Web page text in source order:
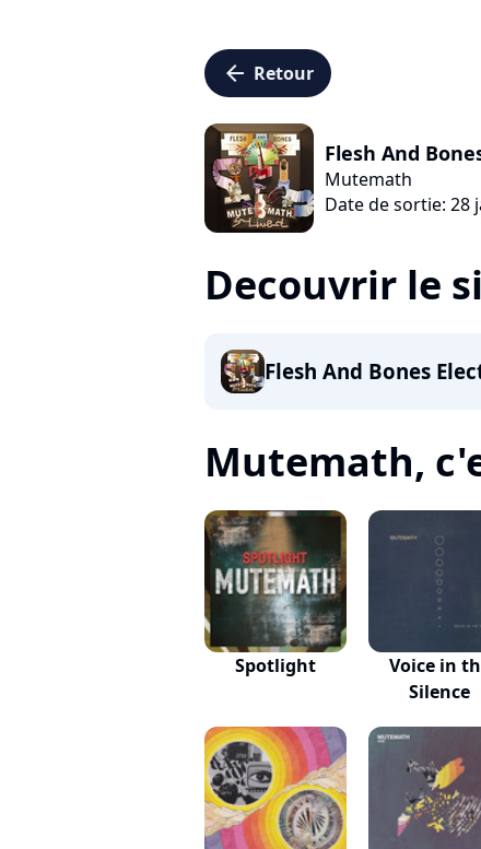
arrow_left Retour
Flesh And
Mutemath
Date de sortie: 28
Decouvrir le
Flesh And Bones
Mutemath,
Spotlight
Voice in
Silence